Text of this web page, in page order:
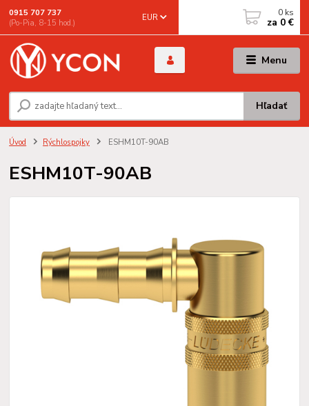
Menu
EUR
Hľadať
0915 707 737
(Po-Pia, 8-15 hod.)
0 ks
za 0 €
Úvod Rýchlospojky ESHM10T-90AB
ESHM10T-90AB